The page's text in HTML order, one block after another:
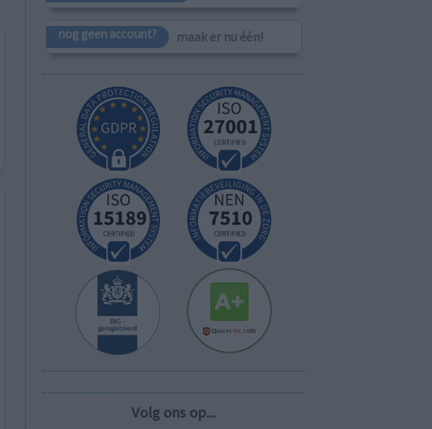
nog geen account? maak er nu één!
Volg ons op...